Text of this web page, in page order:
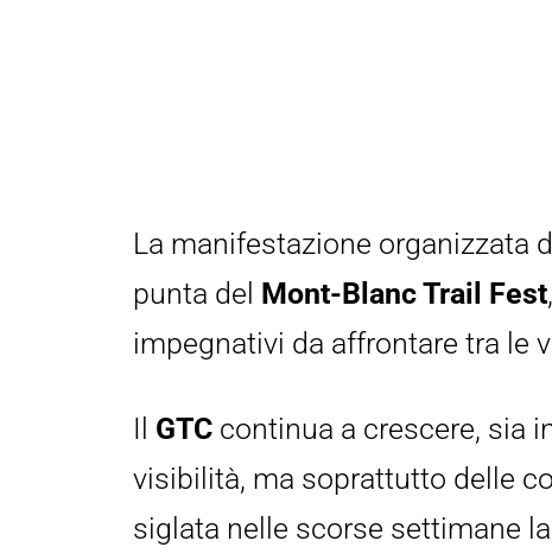
La manifestazione organizzata
punta del Mont-Blanc Trail Fest
impegnativi da affrontare tra le
Il GTC continua a crescere, sia
visibilità, ma soprattutto delle
siglata nelle scorse settimane